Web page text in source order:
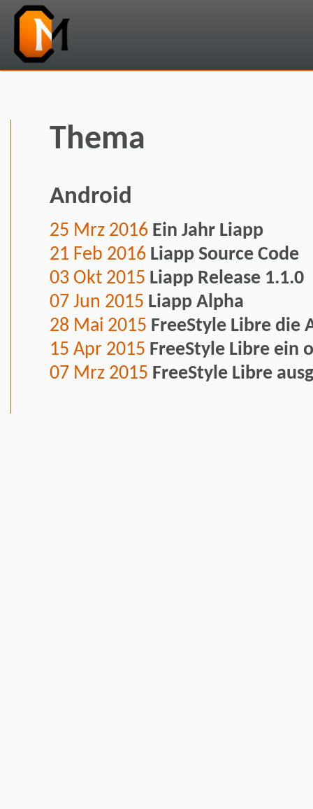
Thema
Android
25 Mrz 2016 Ein Jahr Liapp
21 Feb 2016 Liapp Source Code
03 Okt 2015 Liapp Release 1.1.0
07 Jun 2015 Liapp Alpha
28 Mai 2015 FreeStyle Libre die
15 Apr 2015 FreeStyle Libre ein
07 Mrz 2015 FreeStyle Libre